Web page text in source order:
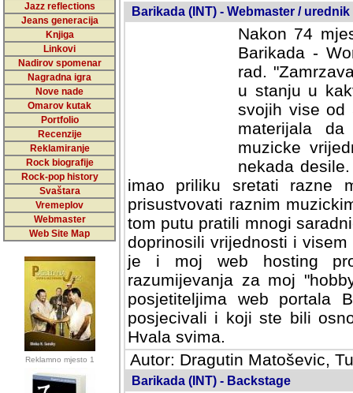
Jazz reflections
Jeans generacija
Knjiga
Linkovi
Nadirov spomenar
Nagradna igra
Nove nade
Omarov kutak
Portfolio
Recenzije
Reklamiranje
Rock biografije
Rock-pop history
Svaštara
Vremeplov
Webmaster
Web Site Map
Reklamno mjesto 1
Barikada (INT) - Webmaster / urednik
Nakon 74
Barikada -
rad.
u stanju u
svojih vise od
materijala
muzicke
nekada
imao priliku sretati razne
prisustvovati raznim
tom putu pratili mnogi
doprinosili vrijednosti i
je i moj web hosting
razumijevanja za moj
posjetiteljima web portala
posjecivali i koji ste bili
Hvala svima.
Autor: Dragutin Matoševic,
Barikada (INT) - Backstage